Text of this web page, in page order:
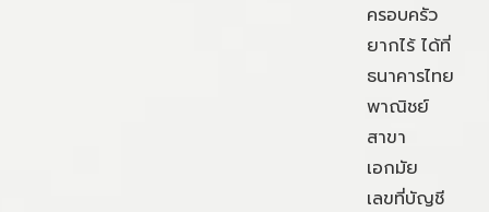
ครอบครัว
ยากไร้ ได้ที่
ธนาคารไทย
พาณิชย์
สาขา
เอกมัย
เลขที่บัญชี